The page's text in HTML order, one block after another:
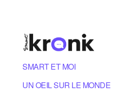
SMART ET MOI
UN OEIL SUR LE MONDE